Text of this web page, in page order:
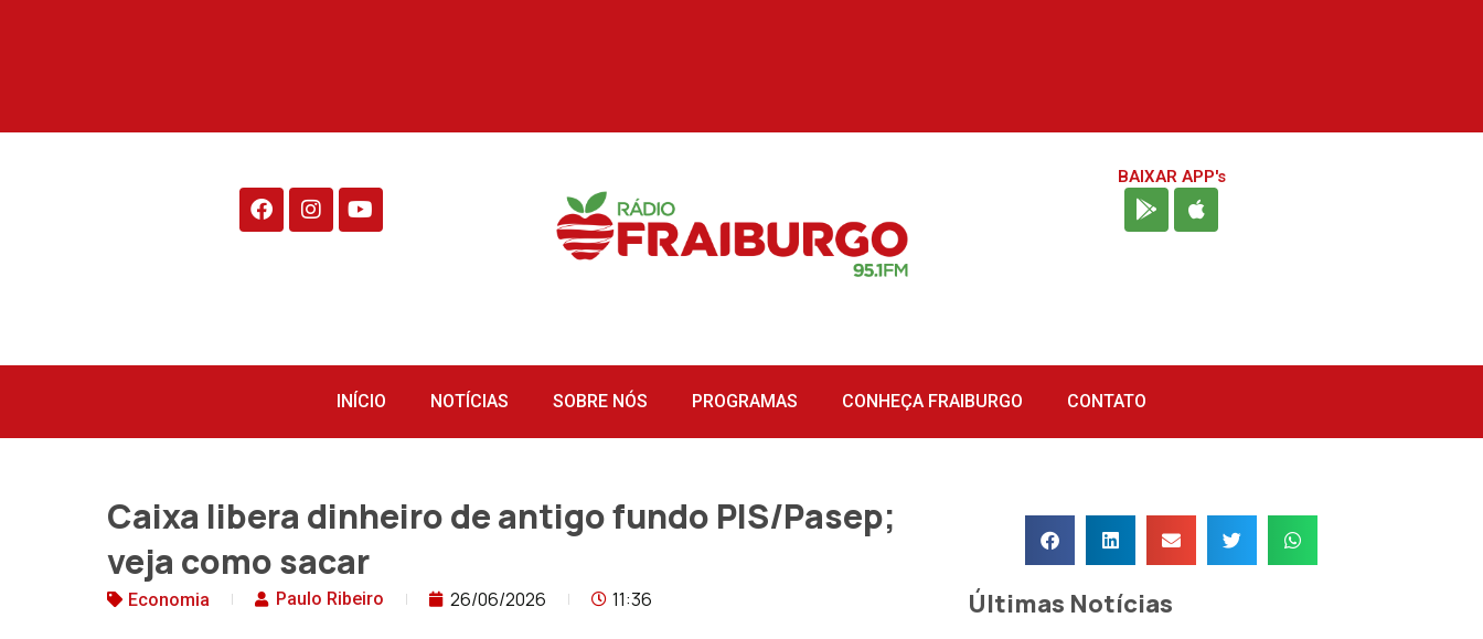
BAIXAR APP's
INÍCIO NOTÍCIAS SOBRE NÓS PROGRAMAS CONHEÇA FRAIBURGO CONTATO
Caixa libera dinheiro de antigo fundo PIS/Pasep;
veja como sacar
Economia Paulo Ribeiro 26/06/2026 11:36 Últimas Notícias